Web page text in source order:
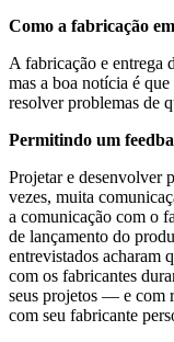
Como a fabricação
A fabricação e entrega
mas a boa notícia é
resolver problemas de
Permitindo um
Projetar e desenvolver
vezes, muita
a comunicação com o
de lançamento do
entrevistados acharam
com os fabricantes
seus projetos — e com
com seu fabricante